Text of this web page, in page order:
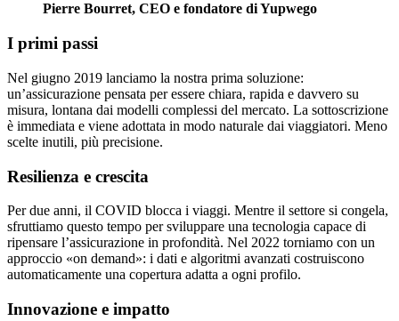
Pierre Bourret, CEO e fondatore di Yupwego
I primi passi
Nel giugno 2019 lanciamo la nostra prima soluzione:
un’assicurazione pensata per essere chiara, rapida e davvero su
misura, lontana dai modelli complessi del mercato. La sottoscrizione
è immediata e viene adottata in modo naturale dai viaggiatori. Meno
scelte inutili, più precisione.
Resilienza e crescita
Per due anni, il COVID blocca i viaggi. Mentre il settore si congela,
sfruttiamo questo tempo per sviluppare una tecnologia capace di
ripensare l’assicurazione in profondità. Nel 2022 torniamo con un
approccio «on demand»: i dati e algoritmi avanzati costruiscono
automaticamente una copertura adatta a ogni profilo.
Innovazione e impatto